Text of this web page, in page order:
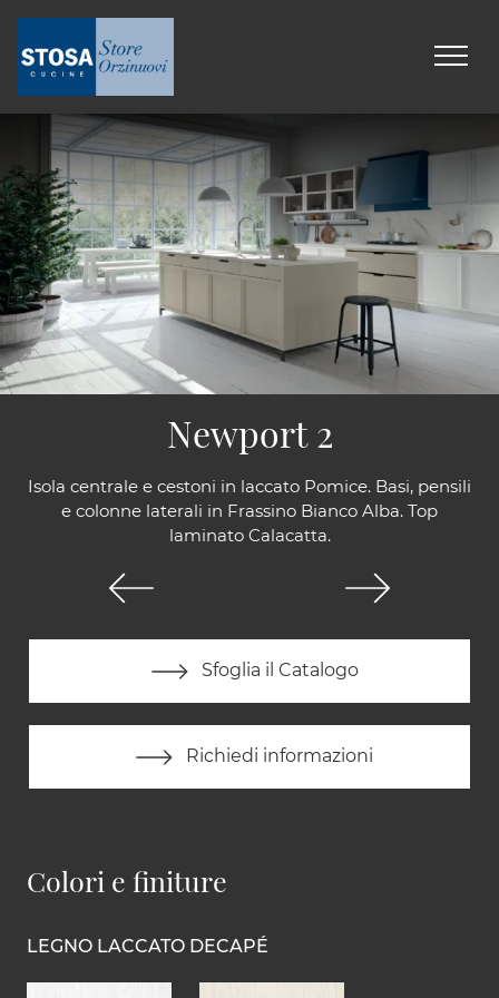
Isola centrale e cestoni in laccato Pomice. Basi, pensili
e colonne laterali in Frassino Bianco Alba. Top
laminato Calacatta.
Sfoglia il Catalogo
Richiedi informazioni
Newport 2
Colori e finiture
LEGNO LACCATO DECAPÉ